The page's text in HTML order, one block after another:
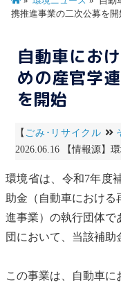
携推進事業の二次公募を開
自動車にお
めの産官学
を開始
【 ごみ･リサイクル
2026.06.16 【情報源】
環境省は、令和7年度
助金（自動車におけ
進事業）の執行団体で
団において、当該補助
この事業は、自動車に